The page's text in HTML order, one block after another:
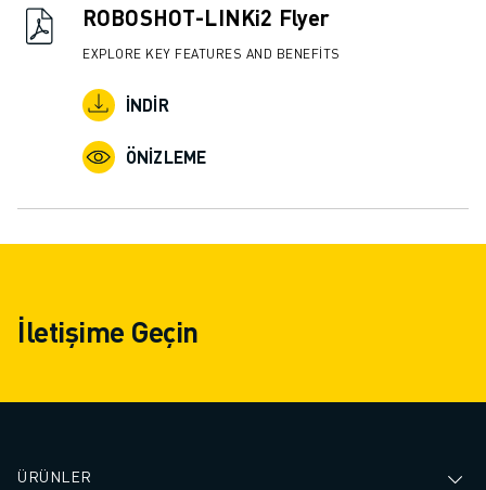
ROBOSHOT-LINKi2 Flyer
EXPLORE KEY FEATURES AND BENEFITS
İNDIR
ÖNIZLEME
İletişime Geçin
ÜRÜNLER